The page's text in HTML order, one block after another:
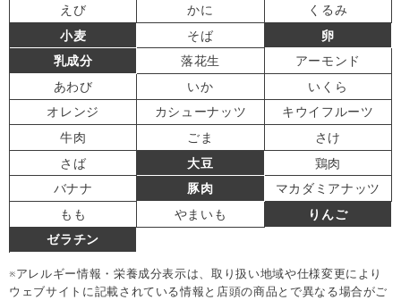
えび かに
くるみ
小麦
そば
卵
乳成分
落花生
アーモンド
あわび
いか
いくら
オレンジ
カシューナッツ
キウイフルーツ
牛肉
ごま
さけ
さば
大豆
鶏肉
バナナ
豚肉
マカダミアナッツ
もも
やまいも
りんご
ゼラチン
※アレルギー情報・栄養成分表示は、取り扱い地域や仕様変更により
ウェブサイトに記載されている情報と店頭の商品とで異なる場合がご